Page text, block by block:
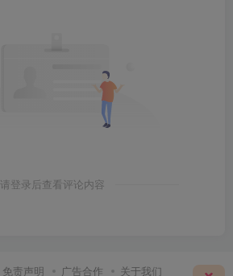
请登录后查看评论内容
免责声明 广告合作 关于我们